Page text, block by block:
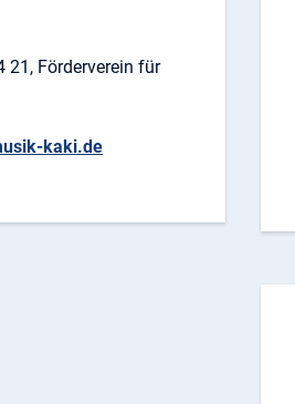
21, Förderverein für
kaki.de